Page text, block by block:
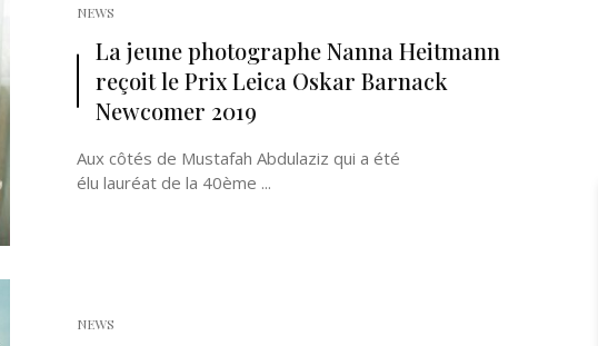
NEWS
La jeune photographe Nanna Heitmann
reçoit le Prix Leica Oskar Barnack
Newcomer 2019
Aux côtés de Mustafah Abdulaziz qui a été
élu lauréat de la 40ème ...
NEWS